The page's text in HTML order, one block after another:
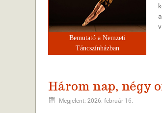
Bemutató a Nemzeti
Táncszínházban
Három nap, négy
Megjelent: 2026. február 16.